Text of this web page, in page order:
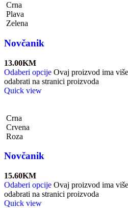
Crna
Plava
Zelena
Novčanik
13.00KM
Odaberi opcije Ovaj proizvod ima
odabrati na stranici proizvoda
Quick view
Crna
Crvena
Roza
Novčanik
15.60KM
Odaberi opcije Ovaj proizvod ima
odabrati na stranici proizvoda
Quick view